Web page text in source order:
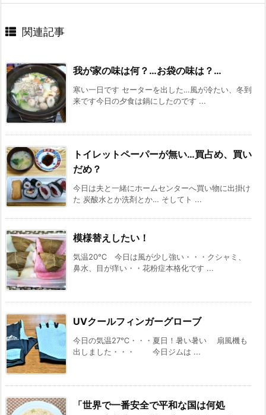
関連記事
我が家の味は何？…お袋の味は？…
寒い一日です セーターを出した…風が冷たい、冬到
来です今日の夕食は鍋にしたのです ...
トイレットペーパーが無い…買占め、買い
だめ？
今日は夫と一緒にホームセンターへ買い物に出掛け
た 炭酸水とか洗剤とか… そしてト ...
模様替えしたい！
気温20℃ 今日は風が少し強い・・・クシャミ、
鼻水、目が痒い・・花粉症本格化です ...
UVクールフィンガーグローブ
今日の気温27℃・・・夏日！暑い暑い 扇風機も
出しました・・・ 今日ジムは ...
「世界で一番安全で平和な国は何処